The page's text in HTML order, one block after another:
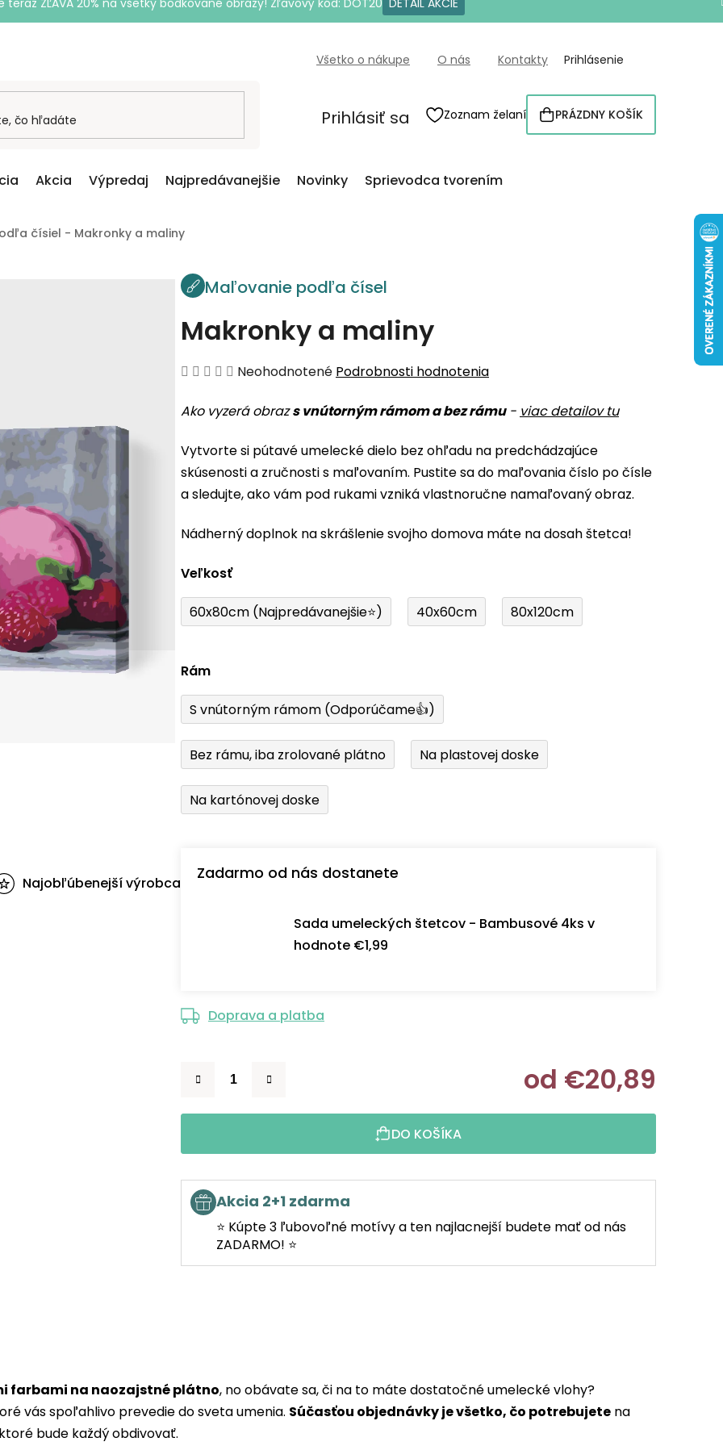
teraz ZĽAVA 20% na všetky bodkované obrazy! Zľavový kód: DOT20 DETAIL AKCIE
Všetko o nákupe O nás Kontakty Prihlásenie
Prihlásiť sa Zoznam želaní
NÁKUPNÝ
KOŠÍK
PRÁZDNY KOŠÍK
Akcia Výpredaj Najpredávanejšie Novinky Sprievodca tvorením
čísiel - Makronky a maliny
Maľovanie podľa čísel
Makronky a maliny
Priemerné
produktu
0,0
z
5
hviezdičiek.
Neohodnotené Podrobnosti hodnotenia
Ako vyzerá obrazs vnútorným rámom a bez rámu- viac detailov tu
Vytvorte si pútavé umelecké dielo bez ohľadu na predchádzajúce
skúsenosti a zručnosti s maľovaním. Pustite sa do maľovania číslo po čísle
a sledujte, ako vám pod rukami vzniká vlastnoručne namaľovaný obraz.
Nádherný doplnok na skrášlenie svojho domova máte na dosah štetca!
Veľkosť
60x80cm (Najpredávanejšie⭐) 40x60cm 80x120cm
Rám
S vnútorným rámom (Odporúčame👍)
Bez rámu, iba zrolované plátno Na plastovej doske
Na kartónovej doske
Zadarmo od nás dostanete
Sada umeleckých štetcov - Bambusové 4ks v
hodnote €1,99
Doprava a platba
od €20,89
DO KOŠÍKA
Akcia 2+1 zdarma
⭐ Kúpte 3 ľubovoľné motívy a ten najlacnejší budete mať od nás
ZADARMO! ⭐
Najobľúbenejší výrobca
farbami na naozajstné plátno, no obávate sa, či na to máte dostatočné umelecké vlohy?
vás spoľahlivo prevedie do sveta umenia. Súčasťou objednávky je všetko, čo potrebujete na
bude každý obdivovať.